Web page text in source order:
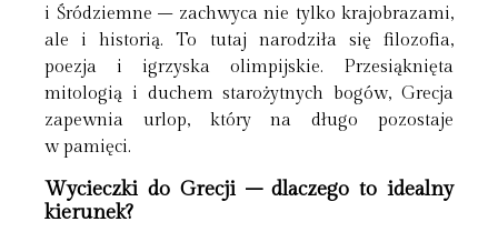
i Śródziemne – zachwyca nie tylko krajobrazami,
ale i historią. To tutaj narodziła się filozofia,
poezja i igrzyska olimpijskie. Przesiąknięta
mitologią i duchem starożytnych bogów, Grecja
zapewnia urlop, który na długo pozostaje
w pamięci.
Wycieczki do Grecji – dlaczego to idealny
kierunek?